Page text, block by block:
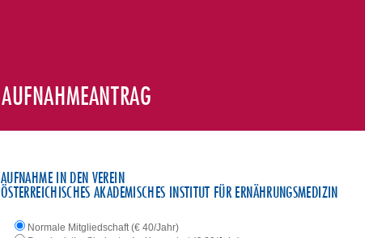
AUFNAHMEANTRAG
AUFNAHME IN DEN VEREIN
ÖSTERREICHISCHES AKADEMISCHES INSTITUT FÜR ERNÄHRUNGSMEDIZIN
Normale Mitgliedschaft (€ 40/Jahr)